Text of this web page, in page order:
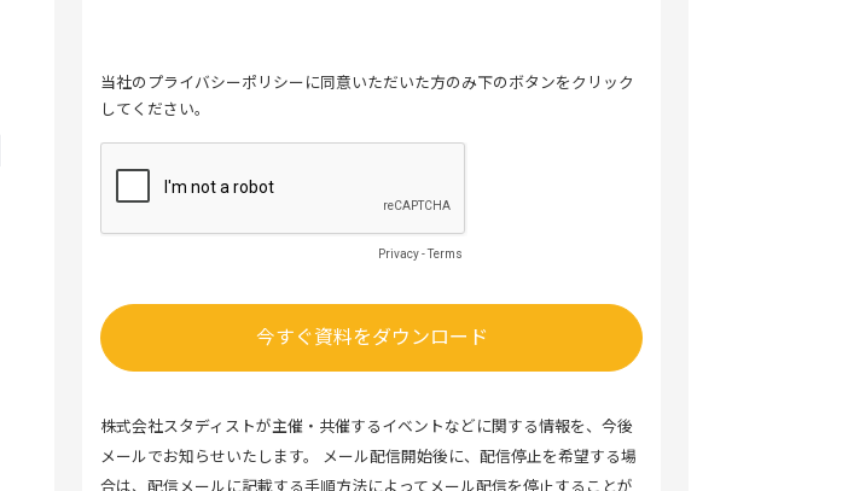
当社の プライバシーポリシー に同意いただいた方のみ下のボタンをクリック
してください。
Privacy-Terms
株式会社スタディストが主催・共催するイベントなどに関する情報を、今後
メールでお知らせいたします。 メール配信開始後に、配信停止を希望する場
合は、配信メールに記載する手順方法によってメール配信を停止することが